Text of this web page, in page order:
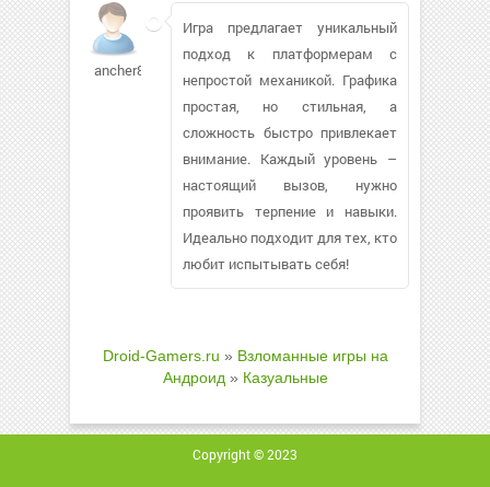
ancher86
Игра предлагает уникальный
подход к платформерам с
непростой механикой. Графика
простая, но стильная, а
сложность быстро привлекает
внимание. Каждый уровень –
настоящий вызов, нужно
проявить терпение и навыки.
Идеально подходит для тех, кто
любит испытывать себя!
Droid-Gamers.ru » Взломанные игры на
Андроид » Казуальные
Copyright © 2023